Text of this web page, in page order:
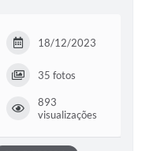
18/12/2023
35 fotos
893
visualizações